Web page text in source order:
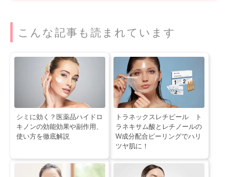
こんな記事も読まれています
シミに効く？医薬品ハイドロ
キノンの効能効果や副作用、
使い方を徹底解説
トラネックスレチピール ト
ラネキサム酸とレチノールの
W成分配合ピーリングでハリ
ツヤ肌に！